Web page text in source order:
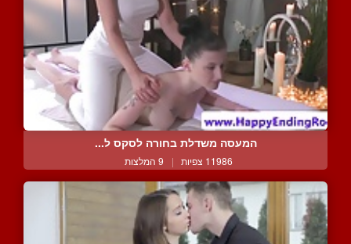
המעסה משדלת בחורה לסקס ל...
11986 צפיות | 9 המלצות